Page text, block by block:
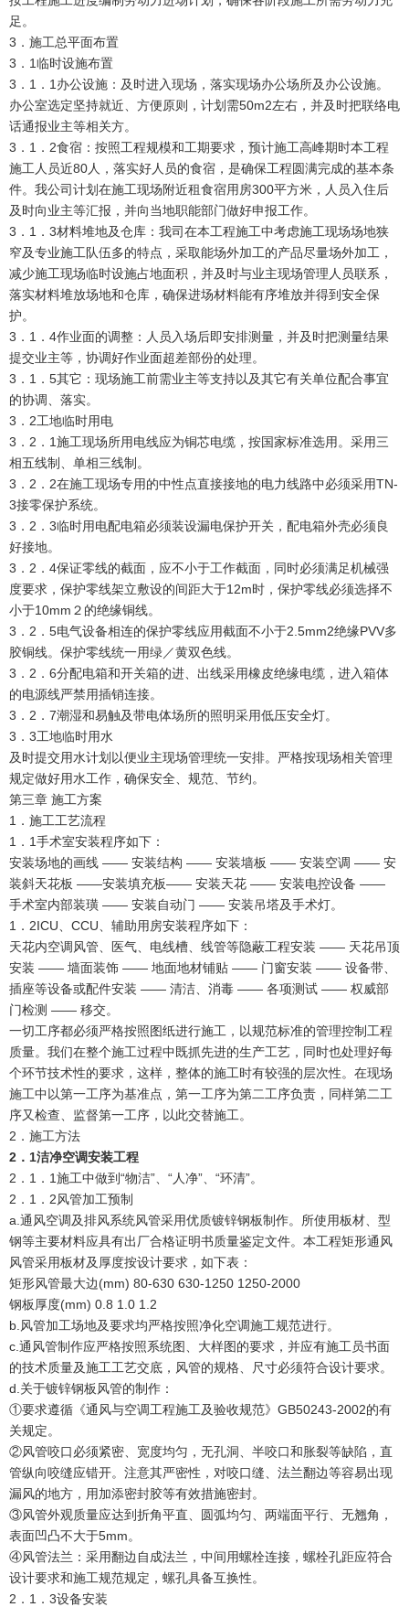
足。
3．施工总平面布置
3．1临时设施布置
3．1．1办公设施：及时进入现场，落实现场办公场所及办公设施。
办公室选定坚持就近、方便原则，计划需50m2左右，并及时把联络电
话通报业主等相关方。
3．1．2食宿：按照工程规模和工期要求，预计施工高峰期时本工程
施工人员近80人，落实好人员的食宿，是确保工程圆满完成的基本条
件。我公司计划在施工现场附近租食宿用房300平方米，人员入住后
及时向业主等汇报，并向当地职能部门做好申报工作。
3．1．3材料堆地及仓库：我司在本工程施工中考虑施工现场场地狭
窄及专业施工队伍多的特点，采取能场外加工的产品尽量场外加工，
减少施工现场临时设施占地面积，并及时与业主现场管理人员联系，
落实材料堆放场地和仓库，确保进场材料能有序堆放并得到安全保
护。
3．1．4作业面的调整：人员入场后即安排测量，并及时把测量结果
提交业主等，协调好作业面超差部份的处理。
3．1．5其它：现场施工前需业主等支持以及其它有关单位配合事宜
的协调、落实。
3．2工地临时用电
3．2．1施工现场所用电线应为铜芯电缆，按国家标准选用。采用三
相五线制、单相三线制。
3．2．2在施工现场专用的中性点直接接地的电力线路中必须采用TN-
3接零保护系统。
3．2．3临时用电配电箱必须装设漏电保护开关，配电箱外壳必须良
好接地。
3．2．4保证零线的截面，应不小于工作截面，同时必须满足机械强
度要求，保护零线架立敷设的间距大于12m时，保护零线必须选择不
小于10mm２的绝缘铜线。
3．2．5电气设备相连的保护零线应用截面不小于2.5mm2绝缘PVV多
胶铜线。保护零线统一用绿／黄双色线。
3．2．6分配电箱和开关箱的进、出线采用橡皮绝缘电缆，进入箱体
的电源线严禁用插销连接。
3．2．7潮湿和易触及带电体场所的照明采用低压安全灯。
3．3工地临时用水
及时提交用水计划以便业主现场管理统一安排。严格按现场相关管理
规定做好用水工作，确保安全、规范、节约。
第三章 施工方案
1．施工工艺流程
1．1手术室安装程序如下：
安装场地的画线 —— 安装结构 —— 安装墙板 —— 安装空调 —— 安
装斜天花板 ——安装填充板—— 安装天花 —— 安装电控设备 ——
手术室内部装璜 —— 安装自动门 —— 安装吊塔及手术灯。
1．2ICU、CCU、辅助用房安装程序如下：
天花内空调风管、医气、电线槽、线管等隐蔽工程安装 —— 天花吊顶
安装 —— 墙面装饰 —— 地面地材铺贴 —— 门窗安装 —— 设备带、
插座等设备或配件安装 —— 清洁、消毒 —— 各项测试 —— 权威部
门检测 —— 移交。
一切工序都必须严格按照图纸进行施工，以规范标准的管理控制工程
质量。我们在整个施工过程中既抓先进的生产工艺，同时也处理好每
个环节技术性的要求，这样，整体的施工时有较强的层次性。在现场
施工中以第一工序为基准点，第一工序为第二工序负责，同样第二工
序又检查、监督第一工序，以此交替施工。
2．施工方法
2．1洁净空调安装工程
2．1．1施工中做到“物洁”、“人净”、“环清”。
2．1．2风管加工预制
a.通风空调及排风系统风管采用优质镀锌钢板制作。所使用板材、型
钢等主要材料应具有出厂合格证明书质量鉴定文件。本工程矩形通风
风管采用板材及厚度按设计要求，如下表：
矩形风管最大边(mm) 80-630 630-1250 1250-2000
钢板厚度(mm) 0.8 1.0 1.2
b.风管加工场地及要求均严格按照净化空调施工规范进行。
c.通风管制作应严格按照系统图、大样图的要求，并应有施工员书面
的技术质量及施工工艺交底，风管的规格、尺寸必须符合设计要求。
d.关于镀锌钢板风管的制作：
①要求遵循《通风与空调工程施工及验收规范》GB50243-2002的有
关规定。
②风管咬口必须紧密、宽度均匀，无孔洞、半咬口和胀裂等缺陷，直
管纵向咬缝应错开。注意其严密性，对咬口缝、法兰翻边等容易出现
漏风的地方，用加添密封胶等有效措施密封。
③风管外观质量应达到折角平直、圆弧均匀、两端面平行、无翘角，
表面凹凸不大于5mm。
④风管法兰：采用翻边自成法兰，中间用螺栓连接，螺栓孔距应符合
设计要求和施工规范规定，螺孔具备互换性。
2．1．3设备安装